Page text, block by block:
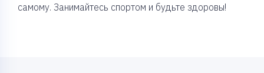
самому. Занимайтесь спортом и будьте здоровы!